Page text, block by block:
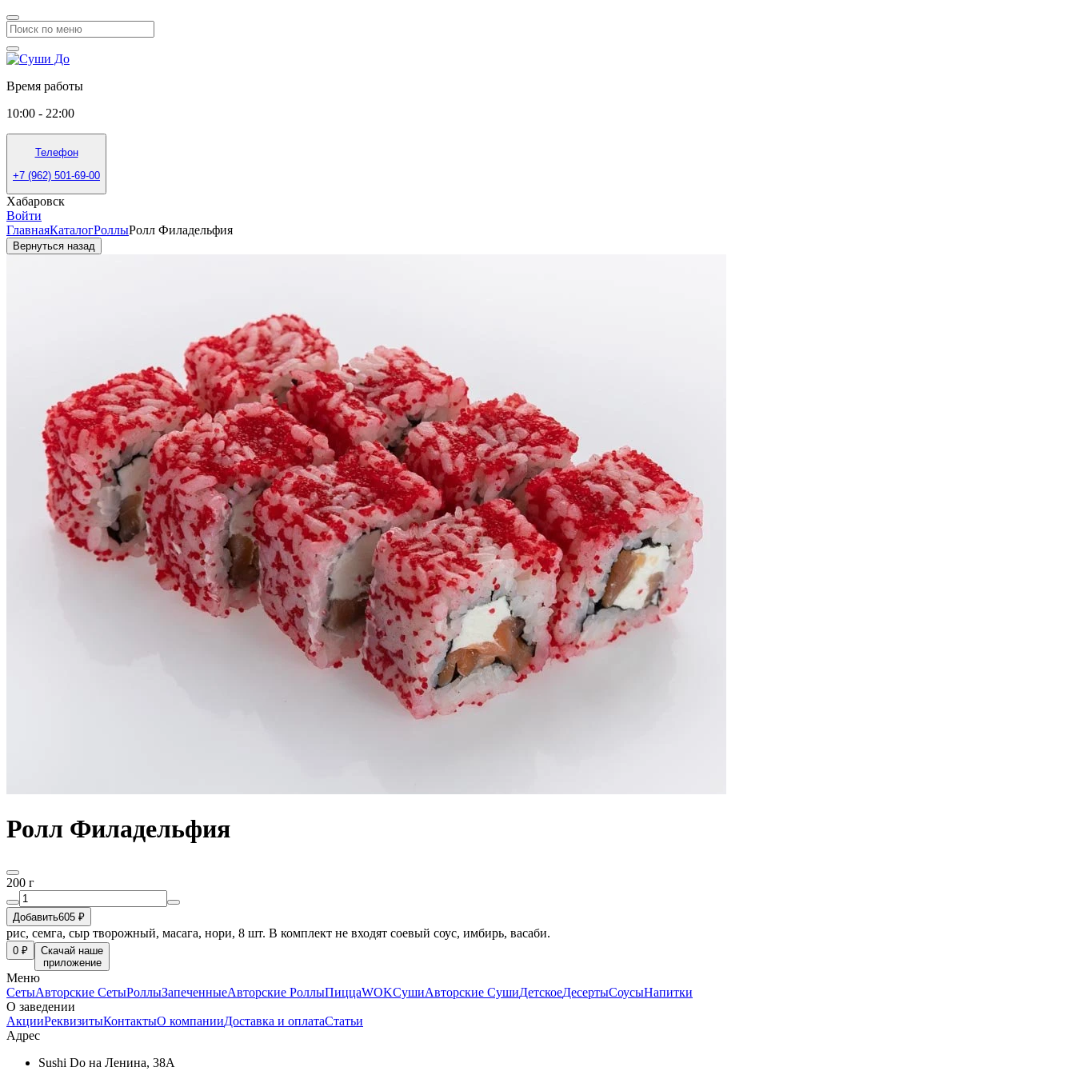
Время работы
10:00 - 22:00
Телефон
+7 (962) 501-69-00
Хабаровск
Войти
ГлавнаяКаталогРоллыРолл Филадельфия
Вернуться назад
Ролл Филадельфия
200 г
Добавить605 ₽
рис, семга, сыр творожный, масага, нори, 8 шт. В комплект не входят соевый соус, имбирь, васаби.
0 ₽
Скачай наше
приложение
Меню
СетыАвторские СетыРоллыЗапеченныеАвторские РоллыПиццаWOKСушиАвторские СушиДетскоеДесертыСоусыНапитки
О заведении
АкцииРеквизитыКонтактыО компанииДоставка и оплатаСтатьи
Адрес
Sushi Do на Ленина, 38А